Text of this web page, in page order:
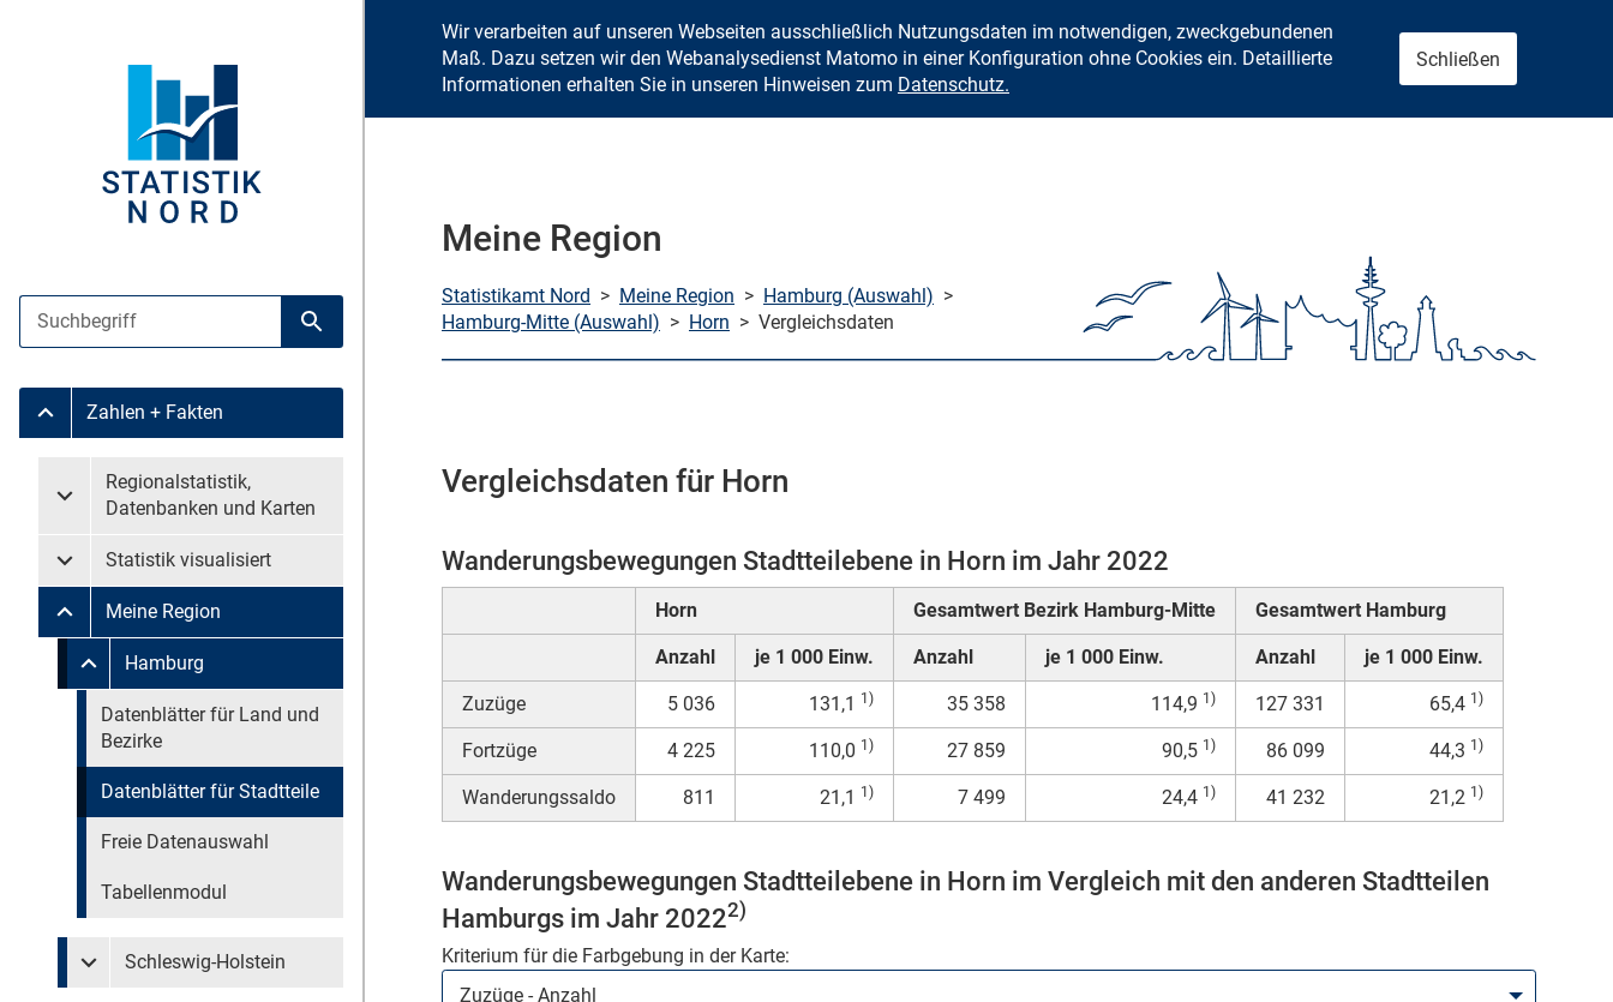
Zum Inhalt springen
Suche
Suche starten
Untermenü Zahlen + Fakten
Zahlen + Fakten
Untermenü überspringen
Untermenü Regionalstatistik, Datenbanken und Karten
Regionalstatistik,
Datenbanken und Karten
Untermenü Statistik visualisiert
Statistik visualisiert
Untermenü Meine Region
Meine Region
Untermenü überspringen
Untermenü Meine Region Hamburg
Hamburg
Untermenü überspringen
Datenblätter für Land und
Bezirke
Datenblätter für Stadtteile
Freie Datenauswahl
Tabellenmodul
Untermenü Meine Region Schleswig-Holstein
Schleswig-Holstein
Wir verarbeiten auf unseren Webseiten ausschließlich Nutzungsdaten im notwendigen, zweckgebundenen
Maß. Dazu setzen wir den Webanalysedienst Matomo in einer Konfiguration ohne Cookies ein. Detaillierte
Informationen erhalten Sie in unseren Hinweisen zum Datenschutz.
Schließen
Meine Region
Statistikamt Nord > Meine Region > Hamburg (Auswahl) >
Hamburg-Mitte (Auswahl) > Horn > Vergleichsdaten
Vergleichsdaten für Horn
Wanderungsbewegungen Stadtteilebene in Horn im Jahr 2022
Horn Gesamtwert Bezirk Hamburg-Mitte Gesamtwert Hamburg
Anzahl je 1 000 Einw. Anzahl je 1 000 Einw. Anzahl je 1 000 Einw.
Zuzüge 5 036 131,1 1) 35 358 114,9 1) 127 331 65,4 1)
Fortzüge 4 225 110,0 1) 27 859 90,5 1) 86 099 44,3 1)
Wanderungssaldo 811 21,1 1) 7 499 24,4 1) 41 232 21,2 1)
Wanderungsbewegungen Stadtteilebene in Horn im Vergleich mit den anderen Stadtteilen
Hamburgs im Jahr 20222)
Kriterium für die Farbgebung in der Karte: